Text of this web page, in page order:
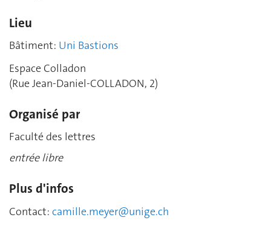
Lieu
Bâtiment: Uni Bastions
Espace Colladon
(Rue Jean-Daniel-COLLADON, 2)
Organisé par
Faculté des lettres
entrée libre
Plus d'infos
Contact: camille.meyer@unige.ch